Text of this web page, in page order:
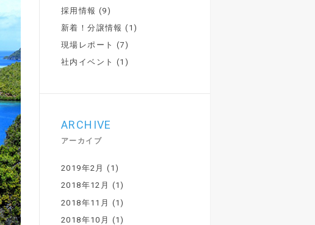
採用情報 (9)
新着！分譲情報 (1)
現場レポート (7)
社内イベント (1)
ARCHIVE
アーカイブ
2019年2月 (1)
2018年12月 (1)
2018年11月 (1)
2018年10月 (1)